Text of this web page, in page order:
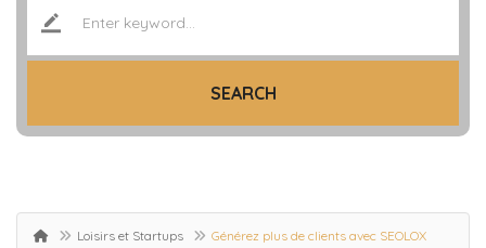
SEARCH
Loisirs et Startups Générez plus de clients avec SEOLOX